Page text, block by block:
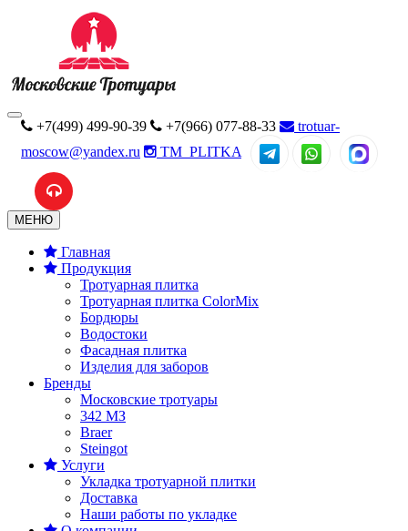
+7(499) 499-90-39 +7(966) 077-88-33
trotuar-
moscow@yandex.ru
TM_PLITKA
MAX
МЕНЮ
Главная
Продукция
Тротуарная плитка
Тротуарная плитка ColorMix
Бордюры
Водостоки
Фасадная плитка
Изделия для заборов
Бренды
Московские тротуары
342 MЗ
Braer
Steingot
Услуги
Укладка тротуарной плитки
Доставка
Наши работы по укладке